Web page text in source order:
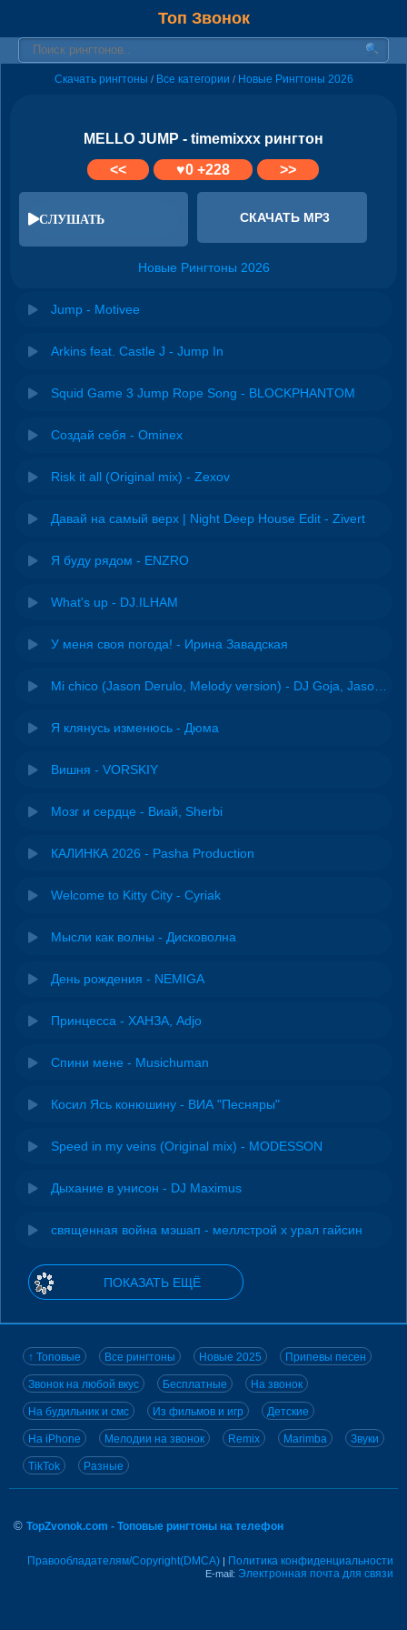
Топ Звонок
Скачать рингтоны / Все категории / Новые Рингтоны 2026
MELLO JUMP - timemixxx рингтон
<<
♥0+228 >>
СЛУШАТЬ СКАЧАТЬ MP3
Новые Рингтоны 2026
Jump - Motivee
Arkins feat. Castle J - Jump In
Squid Game 3 Jump Rope Song - BLOCKPHANTOM
Создай себя - Ominex
Risk it all (Original mix) - Zexov
Давай на самый верх | Night Deep House Edit - Zivert
Я буду рядом - ENZRO
What's up - DJ.ILHAM
У меня своя погода! - Ирина Завадская
Я клянусь изменюсь - Дюма
Вишня - VORSKIY
Мозг и сердце - Виай, Sherbi
КАЛИНКА 2026 - Pasha Production
Welcome to Kitty City - Cyriak
Мысли как волны - Дисковолна
День рождения - NEMIGA
Принцесса - ХАНЗА, Adjo
Спини мене - Musichuman
Косил Ясь конюшину - ВИА "Песняры"
Speed in my veins (Original mix) - MODESSON
Дыхание в унисон - DJ Maximus
священная война мэшап - меллстрой х урал гайсин
ПОКАЗАТЬ ЕЩЁ
↑ Топовые Все рингтоны Новые 2025 Припевы песен
Звонок на любой вкус Бесплатные На звонок
На будильник и смс Из фильмов и игр Детские
На iPhone Мелодии на звонок Remix Marimba Звуки
TikTok Разные
© TopZvonok.com - Топовые рингтоны на телефон
Правообладателям/Copyright(DMCA) | Политика конфиденциальности
E-mail: Электронная почта для связи